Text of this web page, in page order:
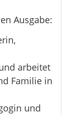
Ausgabe:
arbeitet
Familie in
und